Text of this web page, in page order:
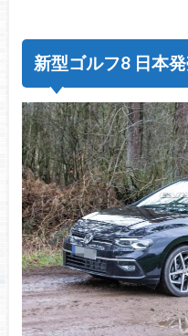
新型ゴルフ8 日本